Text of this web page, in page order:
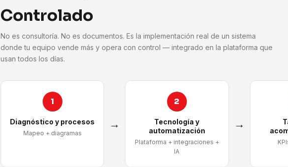
Controlado
No es consultoría. No es documentos. Es la implementación real de un sistema
donde tu equipo vende más y opera con control — integrado en la plataforma que
usan todos los días.
1
Diagnóstico y procesos
Mapeo + diagramas
→
2
Tecnología y
automatización
Plataforma + integraciones +
IA
→